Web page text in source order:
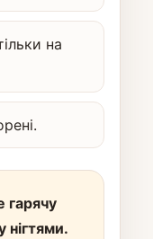
на
гарячу
нігтями.